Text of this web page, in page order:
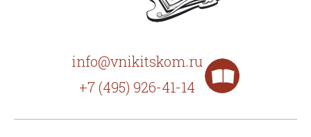
info@vnikitskom.ru
+7 (495) 926-41-14